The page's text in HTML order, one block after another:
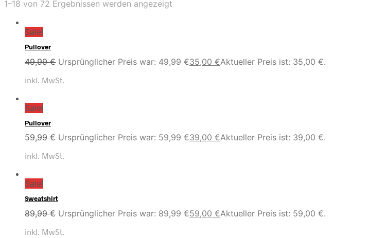
1–18 von 72 Ergebnissen werden angezeigt
Sale!
Pullover
49,99€ Ursprünglicher Preis war: 49,99 €35,00 €Aktueller Preis ist: 35,00 €.
inkl. MwSt.
Sale!
Pullover
59,99€ Ursprünglicher Preis war: 59,99 €39,00 €Aktueller Preis ist: 39,00 €.
inkl. MwSt.
Sale!
Sweatshirt
89,99€ Ursprünglicher Preis war: 89,99 €59,00 €Aktueller Preis ist: 59,00 €.
inkl. MwSt.